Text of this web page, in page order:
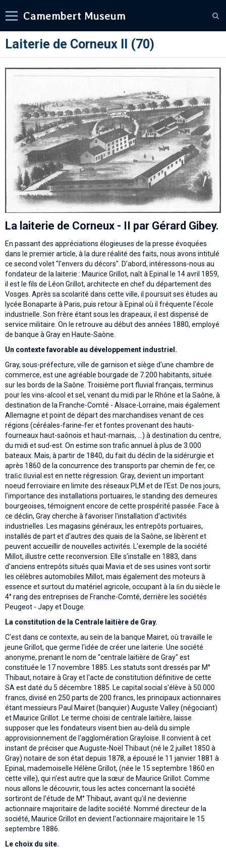
Camembert Museum
Laiterie de Corneux II (70)
La laiterie de Corneux - II par Gérard Gibey.
En passant des appréciations élogieuses de la presse évoquées
dans le premier article, à la dure réalité des faits, nous avons intitulé
ce second volet "l'envers du décors". D'abord, intéressons-nous au
fondateur de la laiterie : Maurice Grillot, naît à Epinal le 14 avril 1859,
il est le fils de Léon Grillot, architecte en chef du département des
Vosges. Après sa scolarité dans cette ville, il poursuit ses études au
lycée Bonaparte à Paris, puis retour à Epinal où il fréquente l'école
industrielle. Son frère étant sous les drapeaux, il est dispensé de
service militaire. On le retrouve au début des années 1880, employé
de banque à Gray en Haute-Saòne.
Un contexte favorable au développement industriel.
Gray, sous-préfecture, ville de garnison et siège d'une chambre de
commerce, est une agréable bourgade de 7.200 habitants, située
sur les bords de la Saône. Troisième port fluvial français, terminus
pour les vins-alcool et sel, venant du midi par le Rhône et la Saône, à
destination de la Franche-Comté - Alsace-Lorraine, mais également
Allemagne et point de départ des marchandises venant de ces
régions (céréales-farine-fer et fontes provenant des hauts-
fourneaux haut-saônois et haut-marnais, ...) à destination du centre,
du midi et sud-est. On estime son trafic annuel à plus de 3.000
bateaux. Mais, à partir de 1840, du fait du déclin de la sidérurgie et
après 1860 de la concurrence des transports par chemin de fer, ce
traﬁc ﬂuvial est en nette régression. Gray, devient un important
noeud ferroviaire en limite des réseaux PLM et de l'Est. De nos jours,
l'importance des installations portuaires, le standing des demeures
bourgeoises, témoignent encore de cette prospérité passée. Face à
ce déclin, Gray cherche à favoriser l'installation d'activités
industrielles. Les magasins généraux, les entrepôts portuaires,
installés de part et d'autres des quais de la Saône, se libèrent et
peuvent accueillir de nouvelles activités. L'exemple de la société
Millot, illustre cette reconversion. Elle s'installe en 1883, dans
d'anciens entrepôts situés quai Mavia et de ses usines vont sortir
les célèbres automobiles Millot, mais également des moteurs à
essence et surtout du matériel agricole, occupant à la ﬁn du siècle le
4° rang des entreprises de Franche-Comté, derrière les sociétés
Peugeot - Japy et Douge.
La constitution de la Centrale laitière de Gray.
C'est dans ce contexte, au sein de la banque Mairet, où travaille le
jeune Grillot, que germe l'idée de créer une laiterie. Une société
anonyme, prenant le nom de "centrale laitière de Gray" est
constituée le 17 novembre 1885. Les statuts sont dressés par M°
Thibaut, notaire à Gray et l'acte de constitution définitive de cette
SA est daté du 5 décembre 1885. Le capital social s'élève à 50.000
francs, divisé en 250 parts de 200 francs, les principaux actionnaires
étant messieurs Paul Mairet (banquier) Auguste Valley (négociant)
et Maurice Grillot. Le terme choisi de centrale laitière, laisse
supposer que les fondateurs visent bien au-delà du simple
approvisionnement de l'agglomération Grayloise. Il convient à cet
instant de préciser que Auguste-Noël Thibaut (né le 2 juillet 1850 à
Gray) notaire de son état depuis 1878, a épousé le 11 janvier 1881 à
Epinal, mademoiselle Hélène Grillot, (née le 15 septembre 1860 en
cette ville), qui n'est autre que la sœur de Maurice Grillot. Comme
nous allons le découvrir, tous les actes concernant la société
sortiront de l'étude de M° Thibaut, avant qu'il ne devienne
actionnaire majoritaire de ladite société. Nommé directeur de la
société, Maurice Grillot en devient l'actionnaire majoritaire le 15
septembre 1886.
Le choix du site.